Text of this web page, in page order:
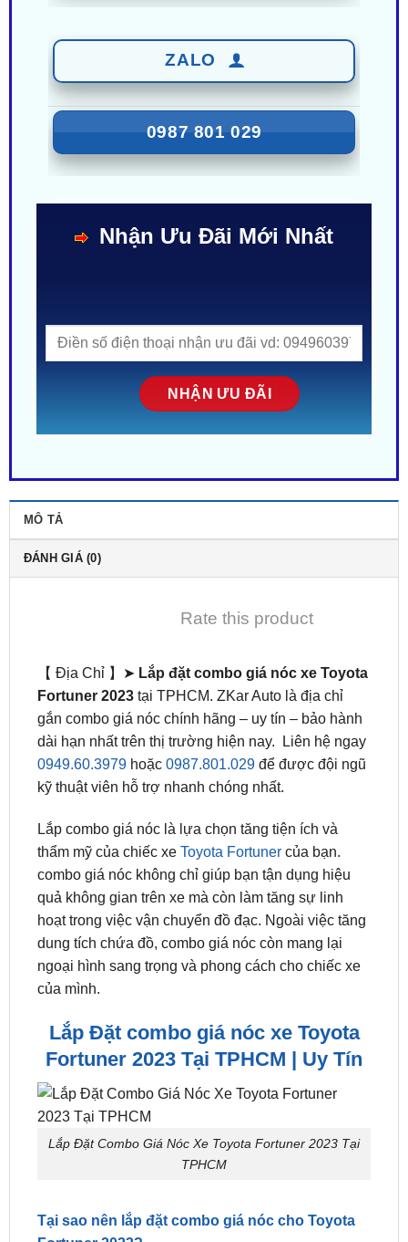
0987 801 029
ĐÁNH GIÁ (0)
Lắp đặt combo giá nóc xe Toyota
gắn combo giá nóc chính hãng – uy tín – bảo hành
dài hạn nhất trên thị trường hiện nay. Liên hệ ngay
0949.60.3979hoặc0987.801.029để được đội ngũ
kỹ thuật viên hỗ trợ nhanh chóng nhất.
Lắp combo giá nóc là lựa chọn tăng tiện ích và
combo giá nóc không chỉ giúp bạn tận dụng hiệu
quả không gian trên xe mà còn làm tăng sự linh
hoạt trong việc vận chuyển đồ đạc. Ngoài việc tăng
dung tích chứa đồ, combo giá nóc còn mang lại
ngoại hình sang trọng và phong cách cho chiếc xe
của mình.
Lắp Đặt combo giá nóc xe Toyota
Lắp Đặt Combo Giá Nóc Xe Toyota Fortuner 2023 Tại
Tại sao nên lắp đặt combo giá nóc cho Toyota
combo giá nóc cho xe Toyota Fortuner 2023 là một